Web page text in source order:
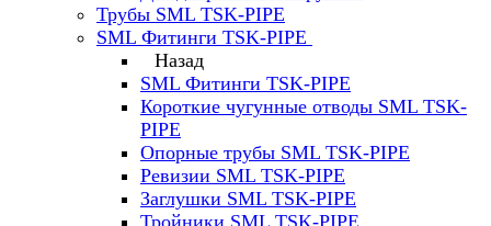
Трубы SML TSK-PIPE
SML Фитинги TSK-PIPE
Назад
SML Фитинги TSK-PIPE
Короткие чугунные отводы SML TSK-
PIPE
Опорные трубы SML TSK-PIPE
Ревизии SML TSK-PIPE
Заглушки SML TSK-PIPE
Тройники SML TSK-PIPE